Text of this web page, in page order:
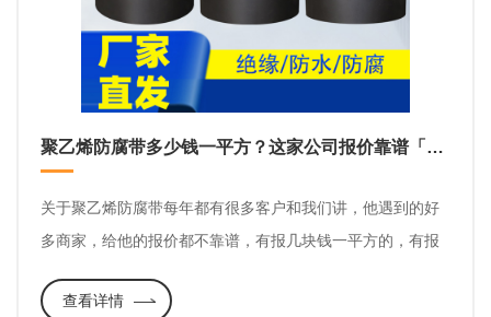
聚乙烯防腐带多少钱一平方？这家公司报价靠谱「南京卓煌」
关于聚乙烯防腐带每年都有很多客户和我们讲，他遇到的好
多商家，给他的报价都不靠谱，有报几块钱一平方的，有报
际。查看详情